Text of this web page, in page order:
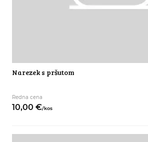
Narezek s pršutom
Redna cena
10,00 €/kos